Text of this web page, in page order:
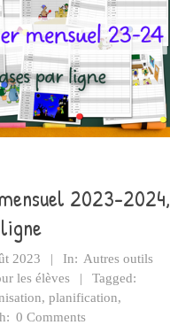
2023-2024,
2023 In: Autres outils
les élèves
Tagged:
, planification,
0 Comments